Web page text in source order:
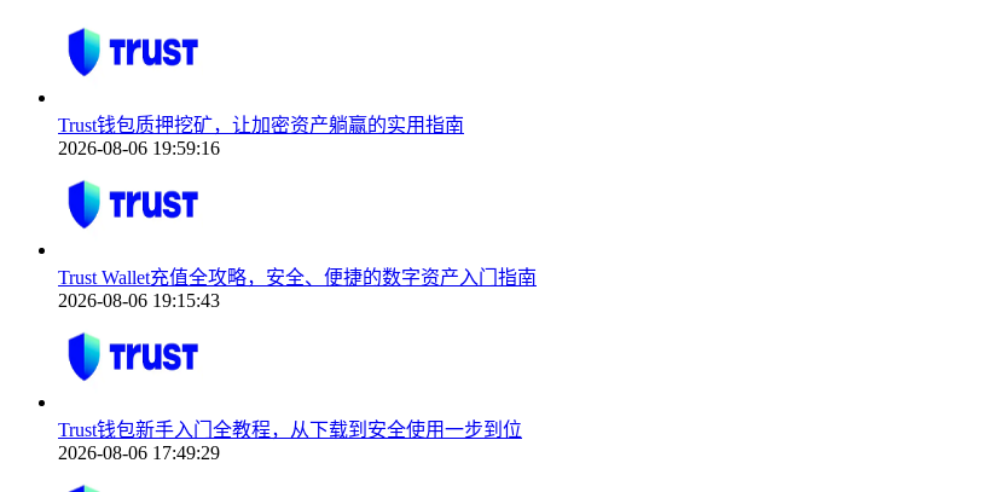
Trust钱包质押挖矿，让加密资产躺赢的实用指南
2026-08-06 19:59:16
Trust Wallet充值全攻略，安全、便捷的数字资产入门指南
2026-08-06 19:15:43
Trust钱包新手入门全教程，从下载到安全使用一步到位
2026-08-06 17:49:29